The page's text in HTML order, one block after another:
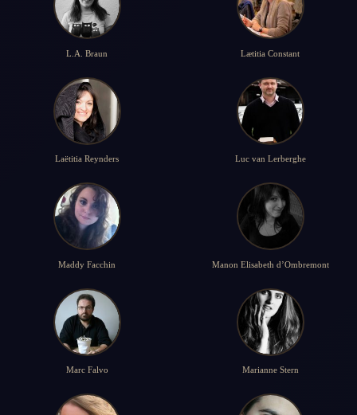
L.A. Braun Lætitia Constant
Laëtitia Reynders Luc van Lerberghe
Maddy Facchin Manon Elisabeth d’Ombremont
Marc Falvo Marianne Stern